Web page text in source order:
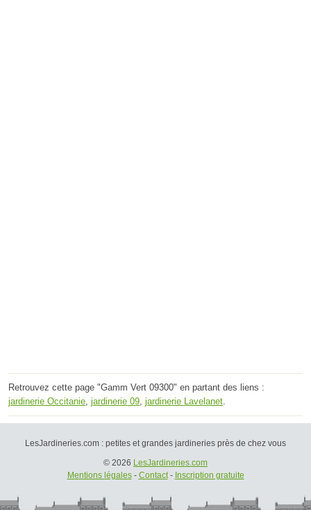
Retrouvez cette page "Gamm Vert 09300" en partant des liens :
jardinerie Occitanie jardinerie 09 jardinerie Lavelanet
LesJardineries.com : petites et grandes jardineries près de chez vous
© 2026 LesJardineries.com
Mentions légales- Contact- Inscription gratuite